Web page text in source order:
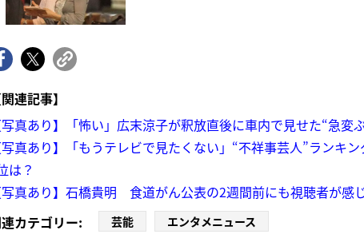
関連記事】
写真あり】「怖い」広末涼子が釈放直後に車内で見せた“急
写真あり】「もうテレビで見たくない」“不祥事芸人”ラン
は？
写真あり】石橋貴明 食道がん公表の2週間前にも視聴者が感
カテゴリー:
芸能 エンタメニュース